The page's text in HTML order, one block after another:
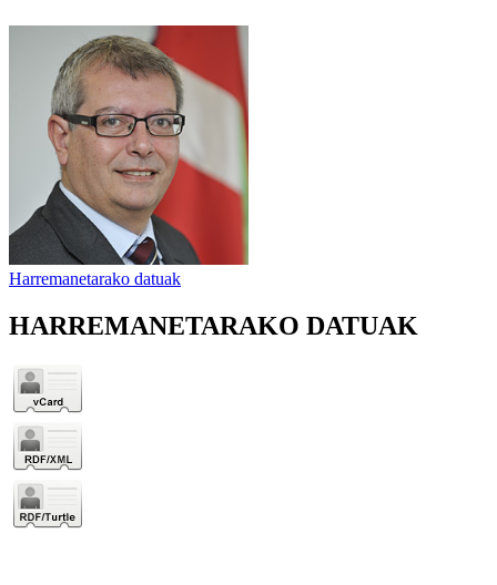
Harremanetarako datuak
HARREMANETARAKO DATUAK